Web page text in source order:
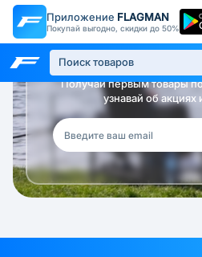
Приложение FLAGMAN
Покупай выгодно, скидки до 50%
Будь в
Получай первым товары
узнавай об акциях